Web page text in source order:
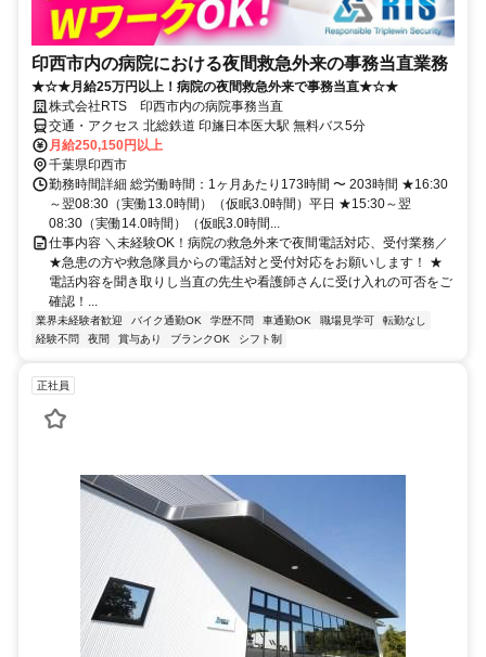
印西市内の病院における夜間救急外来の事務当直業務
★☆★月給25万円以上！病院の夜間救急外来で事務当直★☆★
株式会社RTS 印西市内の病院事務当直
交通・アクセス 北総鉄道 印旛日本医大駅 無料バス5分
月給250,150円以上
千葉県印西市
勤務時間詳細 総労働時間：1ヶ月あたり173時間 〜 203時間 ★16:30
～翌08:30（実働13.0時間）（仮眠3.0時間）平日 ★15:30～翌
08:30（実働14.0時間）（仮眠3.0時間...
仕事内容 ＼未経験OK！病院の救急外来で夜間電話対応、受付業務／
★急患の方や救急隊員からの電話対と受付対応をお願いします！ ★
電話内容を聞き取りし当直の先生や看護師さんに受け入れの可否をご
確認！...
業界未経験者歓迎 バイク通勤OK 学歴不問 車通勤OK 職場見学可
転勤なし
経験不問
夜間 賞与あり ブランクOK シフト制
正社員